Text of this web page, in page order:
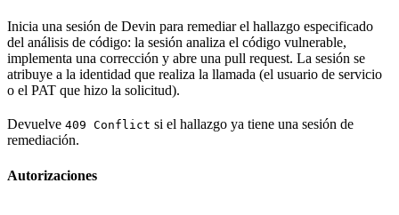
Inicia una sesión de Devin para remediar el hallazgo especificado
del análisis de código: la sesión analiza el código vulnerable,
implementa una corrección y abre una pull request. La sesión se
atribuye a la identidad que realiza la llamada (el usuario de servicio
o el PAT que hizo la solicitud).
Devuelve 409 Conflict si el hallazgo ya tiene una sesión de
remediación.
Autorizaciones